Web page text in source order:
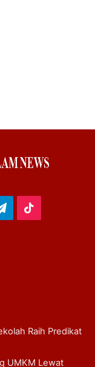
Telegram
Raih Predikat
UMKM Lewat